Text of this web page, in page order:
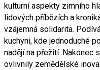
kulturní aspekty zimního
lidových příbězích a
vzájemná solidarita.
kuchyni, kde jednoduché
nadějí na přežití. Nakonec
ovlivnily zemědělské